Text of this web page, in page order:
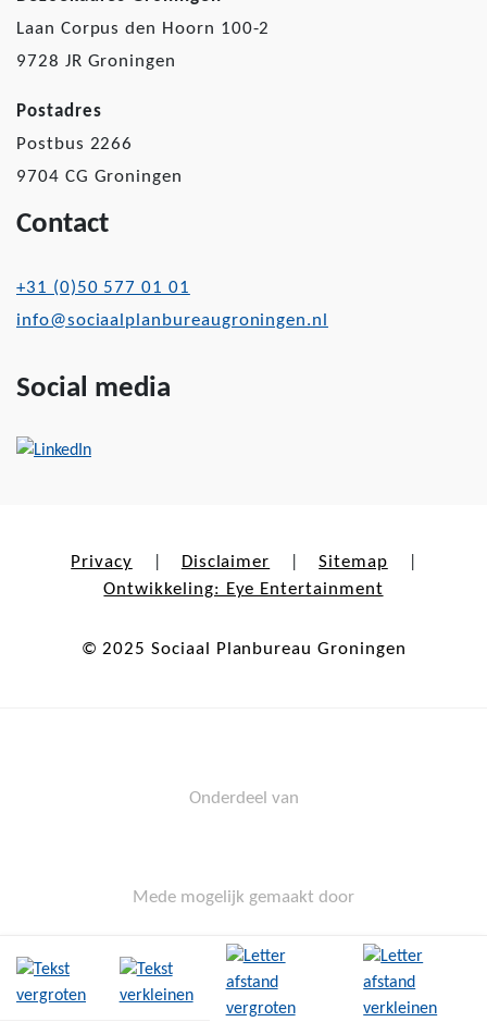
Laan Corpus den Hoorn 100-2
9728 JR Groningen
Postadres
Postbus 2266
9704 CG Groningen
Contact
+31 (0)50 577 01 01
info@sociaalplanbureaugroningen.nl
Social media
Privacy Disclaimer Sitemap
Ontwikkeling: Eye Entertainment
© 2025 Sociaal Planbureau Groningen
Onderdeel van
Mede mogelijk gemaakt door